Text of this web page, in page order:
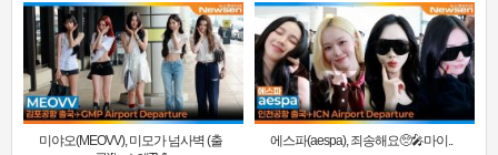
미야오(MEOVV), 미모가 넘사벽 (출
에스파(aespa), 죄송해요🥺🎤마이..